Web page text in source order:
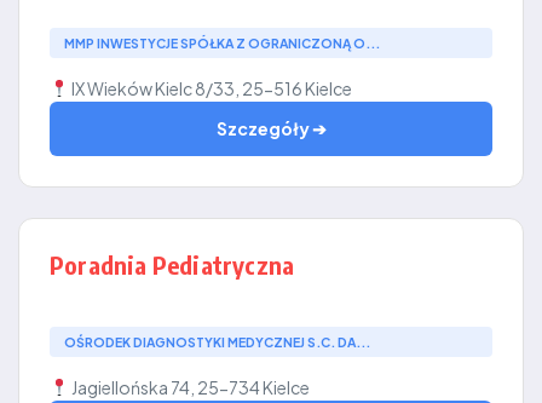
MMP INWESTYCJE SPÓŁKA Z OGRANICZONĄ O...
IX Wieków Kielc 8/33, 25-516 Kielce
Szczegóły ➔
Poradnia Pediatryczna
OŚRODEK DIAGNOSTYKI MEDYCZNEJ S.C. DA...
Jagiellońska 74, 25-734 Kielce